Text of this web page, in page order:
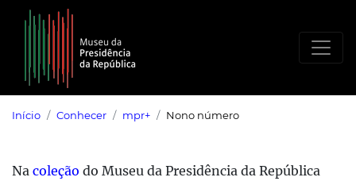
Saltar para o conteúdo principal
Início Conhecer mpr+ Nono número
Na coleção do Museu da Presidência da República